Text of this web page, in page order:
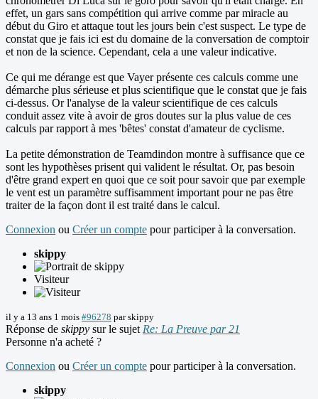
effet, un gars sans compétition qui arrive comme par miracle au
début du Giro et attaque tout les jours bein c'est suspect. Le type de
constat que je fais ici est du domaine de la conversation de comptoir
et non de la science. Cependant, cela a une valeur indicative.
Ce qui me dérange est que Vayer présente ces calculs comme une
démarche plus sérieuse et plus scientifique que le constat que je fais
ci-dessus. Or l'analyse de la valeur scientifique de ces calculs
conduit assez vite à avoir de gros doutes sur la plus value de ces
calculs par rapport à mes 'bêtes' constat d'amateur de cyclisme.
La petite démonstration de Teamdindon montre à suffisance que ce
sont les hypothèses prisent qui valident le résultat. Or, pas besoin
d'être grand expert en quoi que ce soit pour savoir que par exemple
le vent est un paramètre suffisamment important pour ne pas être
traiter de la façon dont il est traité dans le calcul.
Connexion ou Créer un compte pour participer à la conversation.
skippy
Visiteur
il y a 13 ans 1 mois #96278 parskippy
Réponse de skippy sur le sujet Re: La Preuve par 21
Personne n'a acheté ?
Connexion ou Créer un compte pour participer à la conversation.
skippy